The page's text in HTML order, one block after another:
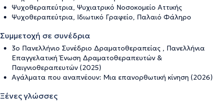
Ψυχοθεραπεύτρια, Ψυχιατρικό Νοσοκομείο Αττικής
Ψυχοθεραπεύτρια, Ιδιωτικό Γραφείο, Παλαιό Φάληρο
Συμμετοχή σε συνέδρια
3ο Πανελλήνιο Συνέδριο Δραματοθεραπείας , Πανελλήνια
Επαγγελατική Ένωση Δραματοθεραπευτών &
Παιγνιοθεραπευτών (2025)
Αγάλματα που αναπνέουν: Μια επανορθωτική κίνηση (2026)
Ξένες γλώσσες